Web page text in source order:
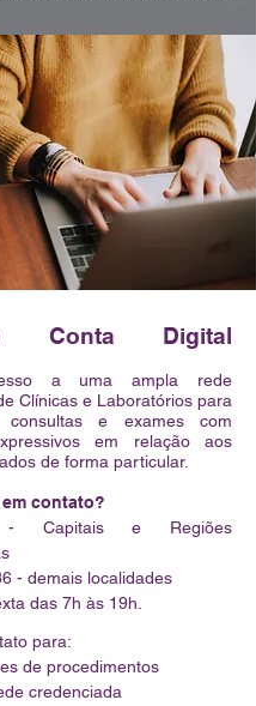
Conta Digital
a uma ampla rede
Clínicas e Laboratórios para
consultas e exames com
em relação aos
de forma particular.
contato?
Capitais e Regiões
- demais localidades
das 7h às 19h.
para:
de procedimentos
credenciada